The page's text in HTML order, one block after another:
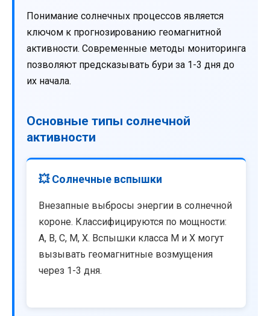
Понимание солнечных процессов является
ключом к прогнозированию геомагнитной
активности. Современные методы мониторинга
позволяют предсказывать бури за 1-3 дня до
их начала.
Основные типы солнечной
активности
💥 Солнечные вспышки
Внезапные выбросы энергии в солнечной
короне. Классифицируются по мощности:
A, B, C, M, X. Вспышки класса M и X могут
вызывать геомагнитные возмущения
через 1-3 дня.